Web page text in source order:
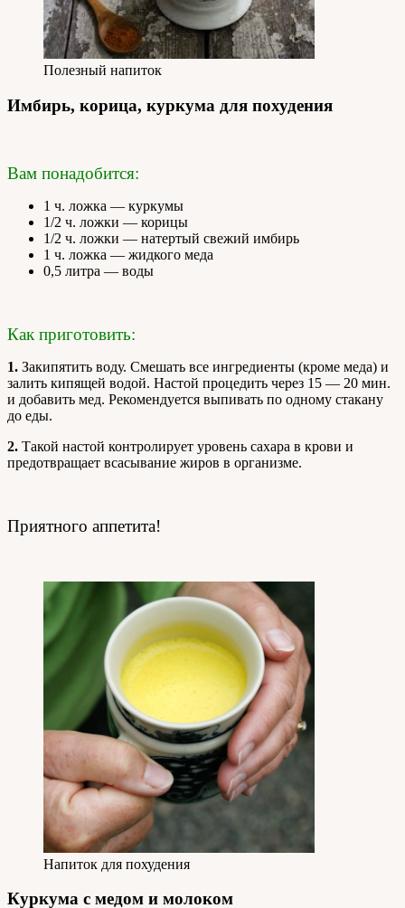
Полезный напиток
Имбирь, корица, куркума для похудения
Вам понадобится:
1 ч. ложка — куркумы
1/2 ч. ложки — корицы
1/2 ч. ложки — натертый свежий имбирь
1 ч. ложка — жидкого меда
0,5 литра — воды
Как приготовить:
1. Закипятить воду. Смешать все ингредиенты (кроме меда) и
залить кипящей водой. Настой процедить через 15 — 20 мин.
и добавить мед. Рекомендуется выпивать по одному стакану
до еды.
2. Такой настой контролирует уровень сахара в крови и
предотвращает всасывание жиров в организме.
Приятного аппетита!
Напиток для похудения
Куркума с медом и молоком